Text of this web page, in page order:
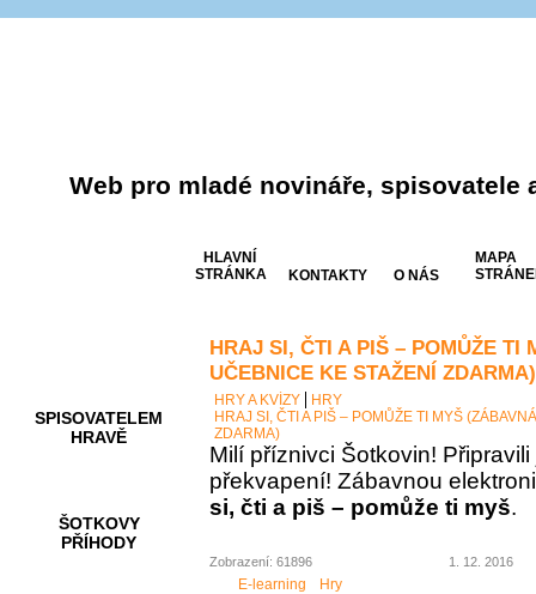
Web pro mladé novináře, spisovatele
HLAVNÍ
STRÁNKA
KONTAKTY O NÁS
MAPA
SPISOVATELEM
HRAVĚ
ŠOTKOVY
PŘÍHODY
HRAJ SI, ČTI A PIŠ – POMŮŽE TI
UČEBNICE KE STAŽENÍ ZDARMA)
HRY A KVÍZY
HRY
HRAJ SI, ČTI A PIŠ – POMŮŽE TI MYŠ
ZDARMA)
Milí příznivci Šotkovin!
překvapení! Zábavnou
si, čti a piš – pomůže ti myš.
Zobrazení: 61896 1. 12. 2016
E-learning Hry